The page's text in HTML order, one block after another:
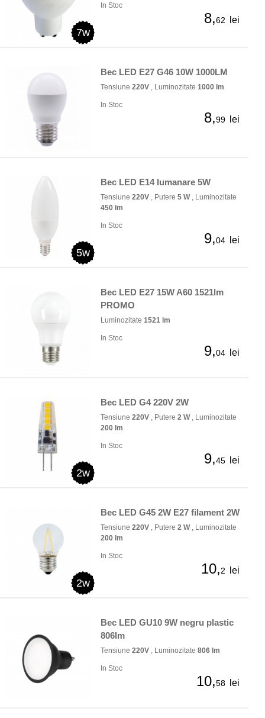
7w
In Stoc
8,62 lei
Bec LED E27 G46 10W 1000LM
Tensiune 220V , Luminozitate 1000 lm
In Stoc
8,99 lei
5w
Bec LED E14 lumanare 5W
Tensiune 220V , Putere 5 W, Luminozitate
450 lm
In Stoc
9,04 lei
Bec LED E27 15W A60 1521lm
PROMO
Luminozitate 1521 lm
In Stoc
9,04 lei
2w
Bec LED G4 220V 2W
Tensiune 220V , Putere 2 W, Luminozitate
200 lm
In Stoc
9,45 lei
2w
Bec LED G45 2W E27 filament 2W
Tensiune 220V , Putere 2 W, Luminozitate
200 lm
In Stoc
10,2 lei
Bec LED GU10 9W negru plastic
806lm
Tensiune 220V , Luminozitate 806 lm
In Stoc
10,58 lei